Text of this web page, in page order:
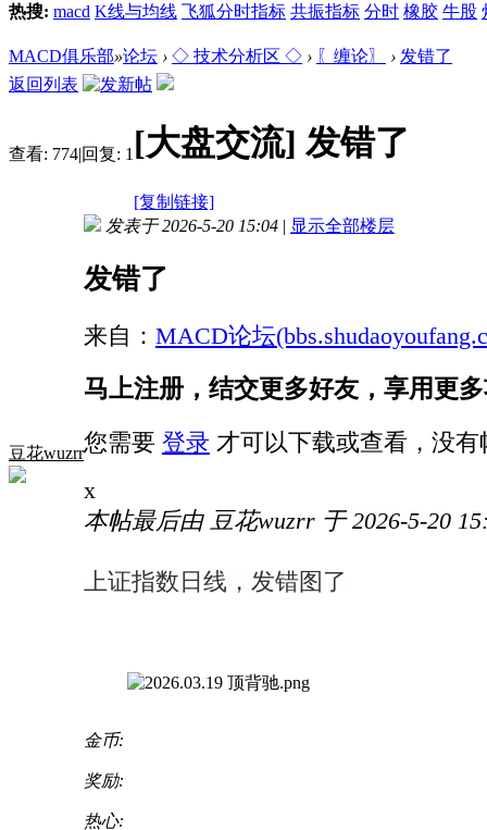
热搜: macd K线与均线 飞狐分时指标 共振指标 分时 橡胶 牛股
MACD俱乐部»论坛 › ◇ 技术分析区 ◇ › 〖缠论〗 › 发错了
返回列表
查看: 774|回复: 1 [大盘交流] 发错了
[复制链接]
豆花wuzrr
发表于 2026-5-20 15:04 | 显示全部楼层
发错了
来自： MACD论坛
马上注册，结交更多好友，享用更
您需要 登录 才可以下载或查看，没有
x
本帖最后由 豆花wuzrr 于 2026-5-20
上证指数日线，发错图了
金币:
奖励:
热心: